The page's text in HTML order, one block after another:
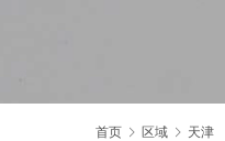
首页 区域 天津